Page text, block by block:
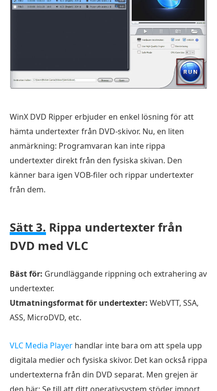
WinX DVD Ripper erbjuder en enkel lösning för att
hämta undertexter från DVD-skivor. Nu, en liten
anmärkning: Programvaran kan inte rippa
undertexter direkt från den fysiska skivan. Den
känner bara igen VOB-filer och rippar undertexter
från dem.
Sätt 3. Rippa undertexter från
DVD med VLC
Bäst för: Grundläggande rippning och extrahering av
undertexter.
Utmatningsformat för undertexter: WebVTT, SSA,
ASS, MicroDVD, etc.
VLC Media Player handlar inte bara om att spela upp
digitala medier och fysiska skivor. Det kan också rippa
undertexterna från din DVD separat. Men grejen är
den här: Se till att ditt operativsystem stöder import